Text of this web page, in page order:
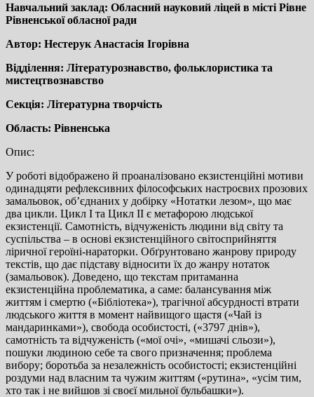
Навчальний заклад: Обласний науковий ліцей в місті Рівне
Рівненської обласної ради
Автор: Нестерук Анастасія Ігорівна
Відділення: Літературознавство, фольклористика та
мистецтвознавство
Секція: Літературна творчість
Область: Рівненська
Опис:
У роботі відображено й проаналізовано екзистенційні мотиви
одинадцяти рефлексивних філософських настроєвих прозових
замальовок, об’єднаних у добірку «Нотатки лезом», що має
два цикли. Цикл І та Цикл ІІ є метафорою людської
екзистенції. Самотність, відчуженість людини від світу та
суспільства – в основі екзистенційного світосприйняття
ліричної героїні-нараторки. Обґрунтовано жанрову природу
текстів, що дає підставу відносити їх до жанру нотаток
(замальовок). Доведено, що текстам притаманна
екзистенційна проблематика, а саме: балансування між
життям і смертю («Бібліотека»), трагічної абсурдності втрати
людського життя в момент найвищого щастя («Чай із
мандаринками»), свобода особистості, («3797 днів»),
самотність та відчуженість («мої очі», «мишачі сльози»),
пошуки людиною себе та свого призначення; проблема
вибору; боротьба за незалежність особистості; екзистенційні
роздуми над власним та чужим життям («рутина», «усім тим,
хто так і не вийшов зі своєї мильної бульбашки»).